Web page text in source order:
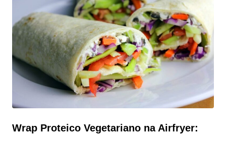
almôndegas, ou ainda não experimentou, é praticamente
certeza que você vai adorar esta receita de almôndegas
100% vegetais preparadas na Air Fryer. Além de serem
super simples de fazer, essas almôndegas são versáteis,
saborosas e vão bem com praticamente
Wrap Proteico Vegetariano na Airfryer: